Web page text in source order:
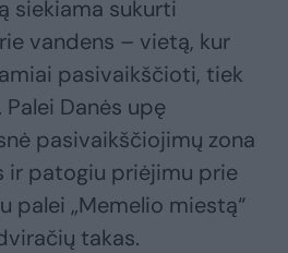
siekiama sukurti
vandens – vietą, kur
pasivaikščioti, tiek
Danės upę
pasivaikščiojimų zona
ir patogiu priėjimu prie
palei „Memelio miestą“
takas.